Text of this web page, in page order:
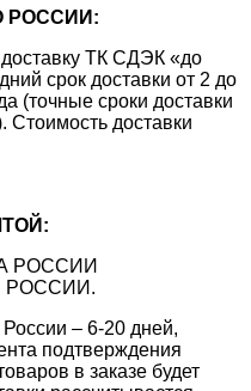
РОССИИ:
ТК СДЭК «до
срок доставки от 2 до
(точные сроки доставки
Стоимость доставки
РОССИИ
РОССИИ.
– 6-20 дней,
подтверждения
в заказе будет